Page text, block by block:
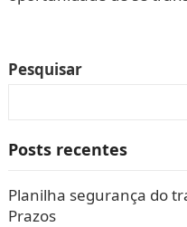
Pesquisar
Posts recentes
Planilha segurança do
Prazos